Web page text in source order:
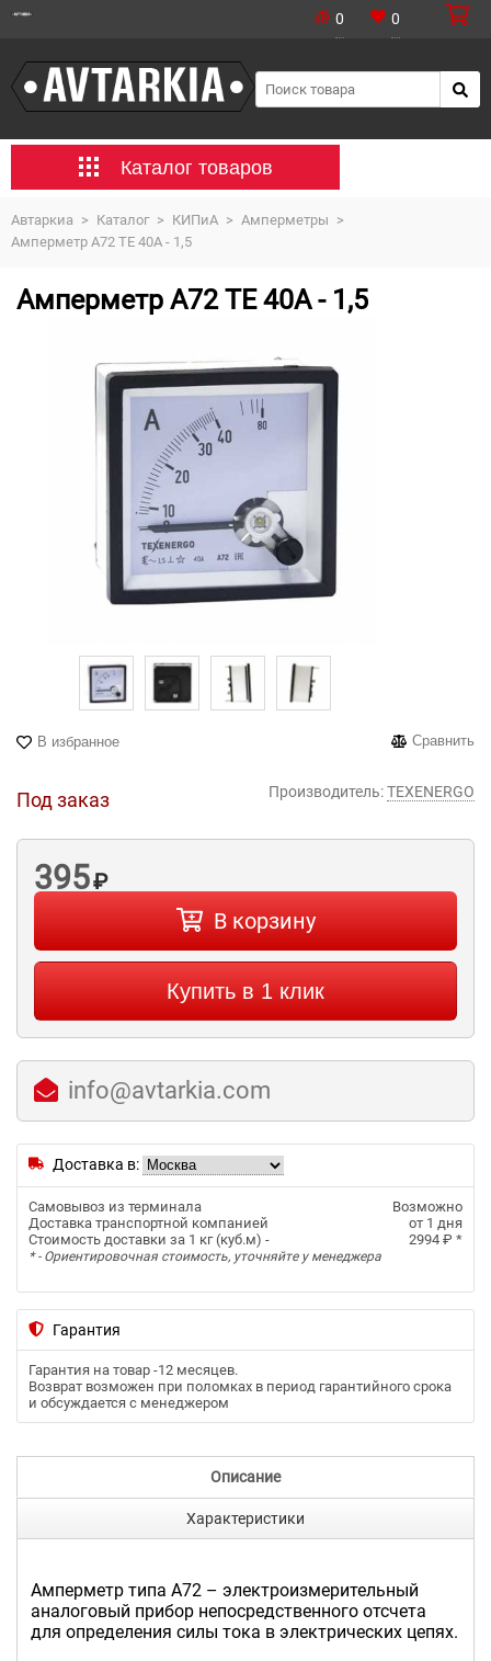
0 0
Каталог товаров
Автаркиа > Каталог > КИПиА > Амперметры >
Амперметр А72 ТЕ 40А - 1,5
Амперметр А72 ТЕ 40А - 1,5
В избранное Сравнить
Под заказ Производитель:TEXENERGO
395₽
В корзину
Купить в 1 клик
info@avtarkia.com
Доставка в:
Самовывоз из терминала
Возможно
Доставка транспортной компанией
от 1 дня
Стоимость доставки за 1 кг (куб.м) -
2994 ₽ *
* - Ориентировочная стоимость, уточняйте у менеджера
Гарантия
Гарантия на товар -12 месяцев.
Возврат возможен при поломках в период гарантийного срока
и обсуждается с менеджером
Описание
Характеристики
Амперметр типа А72 – электроизмерительный
аналоговый прибор непосредственного отсчета
для определения силы тока в электрических цепях.